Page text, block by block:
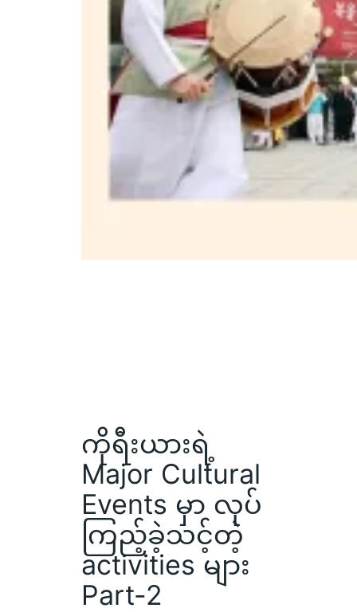
ကိုရီးယားရဲ့
Major Cultural
Events မှာ လုပ်
ကြည့်ခဲ့သင့်တဲ့
activities များ
Part-2